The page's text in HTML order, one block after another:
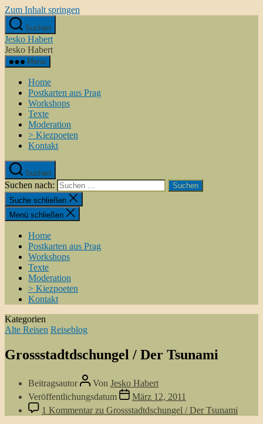
Zum Inhalt springen
Suchen
Jesko Habert
Jesko Habert
Menü
Home
Postkarten aus Prag
Workshops
Texte
Moderation
> Kiezpoeten
Kontakt
Suchen
Suchen nach:
Suche schließen
Menü schließen
Home
Postkarten aus Prag
Workshops
Texte
Moderation
> Kiezpoeten
Kontakt
Kategorien
Alte Reisen Reiseblog
Grossstadtdschungel / Der Tsunami
Beitragsautor Von Jesko Habert
Veröffentlichungsdatum
März 12, 2011
1 Kommentarzu Grossstadtdschungel / Der Tsunami